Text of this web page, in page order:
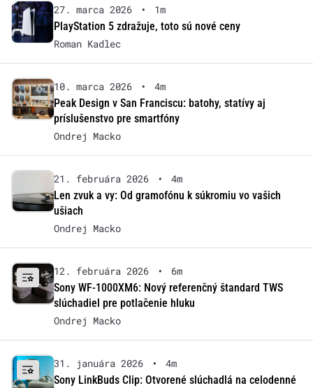
27. marca 2026 •
1m
PlayStation 5 zdražuje, toto sú nové ceny
Roman Kadlec
10. marca 2026 •
4m
Peak Design v San Franciscu: batohy, statívy aj
príslušenstvo pre smartfóny
Ondrej Macko
21. februára 2026 •
4m
Len zvuk a vy: Od gramofónu k súkromiu vo vašich
ušiach
Ondrej Macko
12. februára 2026 •
6m
Sony WF-1000XM6: Nový referenčný štandard TWS
slúchadiel pre potlačenie hluku
Ondrej Macko
31. januára 2026 •
4m
Sony LinkBuds Clip: Otvorené slúchadlá na celodenné